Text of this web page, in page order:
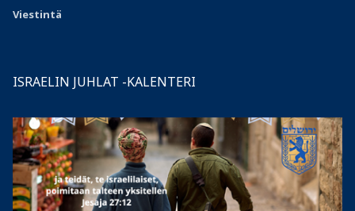
Viestintä
ISRAELIN JUHLAT -KALENTERI